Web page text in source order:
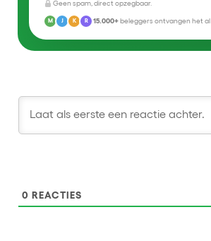
Geen spam, direct opzegbaar.
M J K R 15.000+beleggers ontvangen het al
0 REACTIES